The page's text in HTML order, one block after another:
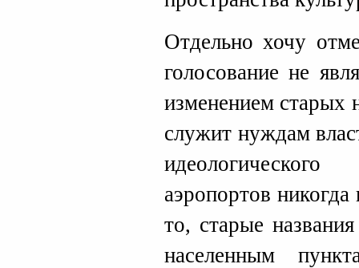
Отдельно хочу
голосование не
изменением старых
служит нуждам
аэропортов никогда
то, старые
населенным